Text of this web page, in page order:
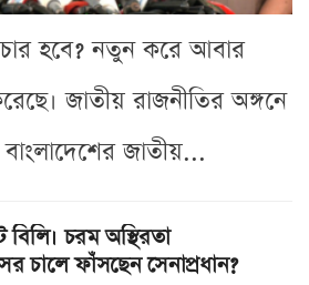
হবে? নতুন করে আবার
জাতীয় রাজনীতির অঙ্গনে
জাতীয়...
বিলি। চরম অস্থিরতা
চালে ফাঁসছেন সেনাপ্রধান?